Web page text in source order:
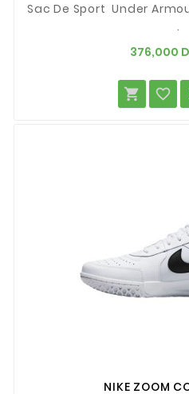
Sac De Sport Under
.
376,000
 
NIKE ZOOM